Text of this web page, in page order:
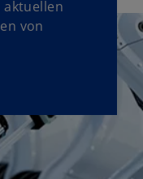
aktuellen
von